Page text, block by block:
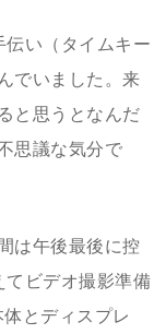
い（タイムキー
でいました。来
と思うとなんだ
思議な気分で
は午後最後に控
てビデオ撮影準備
とディスプレ